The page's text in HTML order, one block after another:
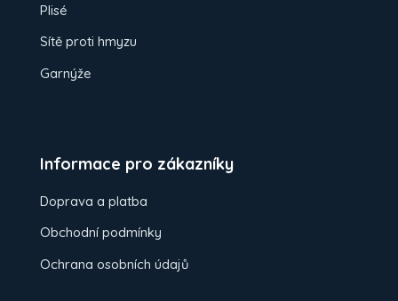
Plisé
Sítě proti hmyzu
Garnýže
Informace pro zákazníky
Doprava a platba
Obchodní podmínky
Ochrana osobních údajů